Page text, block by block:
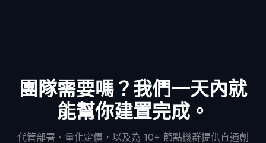
團隊需要嗎？我們一天內就
能幫你建置完成。
代管部署、量化定價，以及為 10+ 節點機群提供直通創